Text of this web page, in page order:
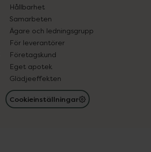
Hållbarhet
Samarbeten
Ägare och ledningsgrupp
För leverantörer
Företagskund
Eget apotek
Glädjeeffekten
Cookieinställningar